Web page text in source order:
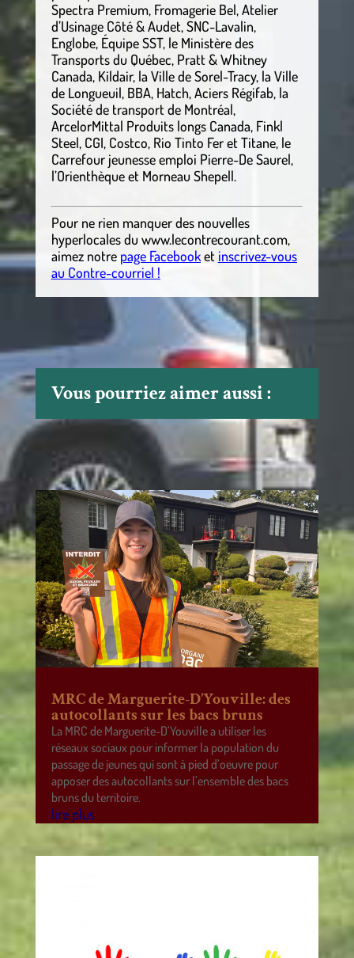
Spectra Premium, Fromagerie Bel, Atelier
d’Usinage Côté & Audet, SNC-Lavalin,
Englobe, Équipe SST, le Ministère des
Transports du Québec, Pratt & Whitney
Canada, Kildair, la Ville de Sorel-Tracy, la Ville
de Longueuil, BBA, Hatch, Aciers Régifab, la
Société de transport de Montréal,
ArcelorMittal Produits longs Canada, Finkl
Steel, CGI, Costco, Rio Tinto Fer et Titane, le
Carrefour jeunesse emploi Pierre-De Saurel,
l’Orienthèque et Morneau Shepell.
Pour ne rien manquer des nouvelles
hyperlocalesdu www.lecontrecourant.com,
aimez notre page Facebooket inscrivez-vous
au Contre-courriel !
Vous pourriez aimer aussi :
MRC de Marguerite-D’Youville: des
autocollants sur les bacs bruns
La MRC de Marguerite-D’Youville a utiliser les
réseaux sociaux pour informer la population du
passage de jeunes qui sont à pied d’oeuvre pour
apposer des autocollants sur l’ensemble des bacs
bruns du territoire.
lire plus